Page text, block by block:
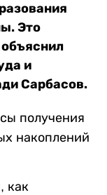
Это
и
Сарбасов.
получения
накоплений
как